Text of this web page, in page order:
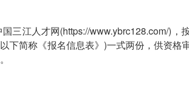
三江人才网(https://www.ybrc128.com/)，
下简称《报名信息表》)一式两份，供资格